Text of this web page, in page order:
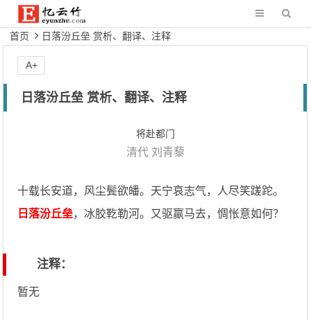
首页 日落汾丘垒 赏析、翻译、注释
日落汾丘垒 赏析、翻译、注释
将赴都门
清代 刘青藜
十载长安道，风尘鬓欲皤。天宁哀志气，人尽笑蹉跎。
日落汾丘垒，冰胶䩐勒河。又驱羸马去，惆怅意如何？
注释：
暂无
A+